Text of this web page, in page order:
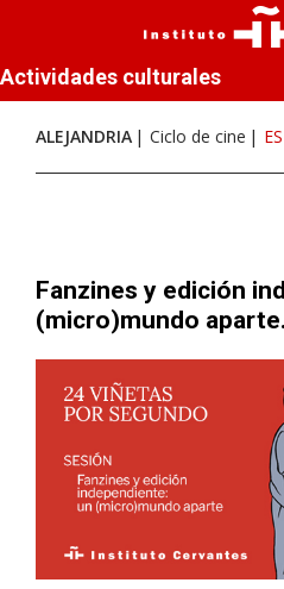
Actividades culturales
ALEJANDRIA Ciclo de cine ES
Fanzines y edición
(micro)mundo aparte.